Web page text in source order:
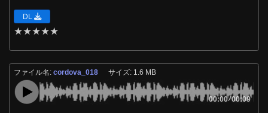
DL
★★★★★
ファイル名:cordova_018 サイズ: 1.6 MB
00:00/00:09